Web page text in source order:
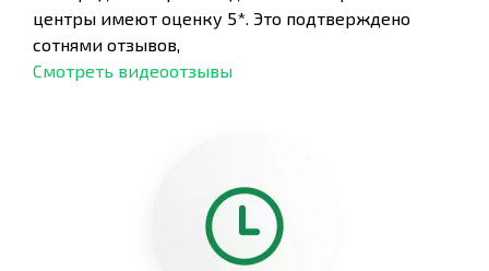
центры имеют оценку 5*. Это подтверждено
сотнями отзывов,
Смотреть видеоотзывы